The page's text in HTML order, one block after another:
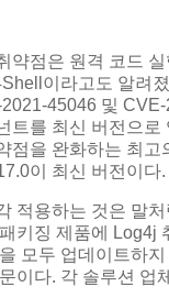
약점은 원격 코드
이라고도 알려
45046 및
트를 최신 버전으로
점을 완화하는 최고
이 최신 버전이다.
적용하는 것은 말
키징 제품에 Log4j
모두 업데이트하
이다. 각 솔루션 업